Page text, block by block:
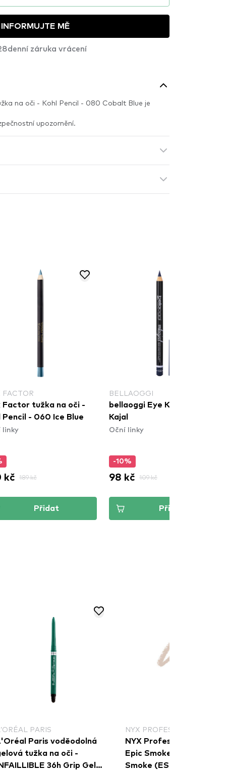
INFORMUJTE MĚ
záruka vrácení
na oči - Kohl Pencil - 080 Cobalt Blue je
upozornění.
FACTOR
Factor tužka na oči -
Pencil - 060 Ice Blue
linky
kč 189 kč
Přidat
BELLAOGGI
bellaoggi Eye Kajal - Blue
Kajal
Oční linky
-10%
98 kč 109 kč
Přidat
PARIS
Paris voděodolná
tužka na oči -
INFAILLIBLE 36h Grip Gel
NYX PROFESSIONAL
NYX Professional
Epic Smoke Liner - White
Smoke (ESL01)